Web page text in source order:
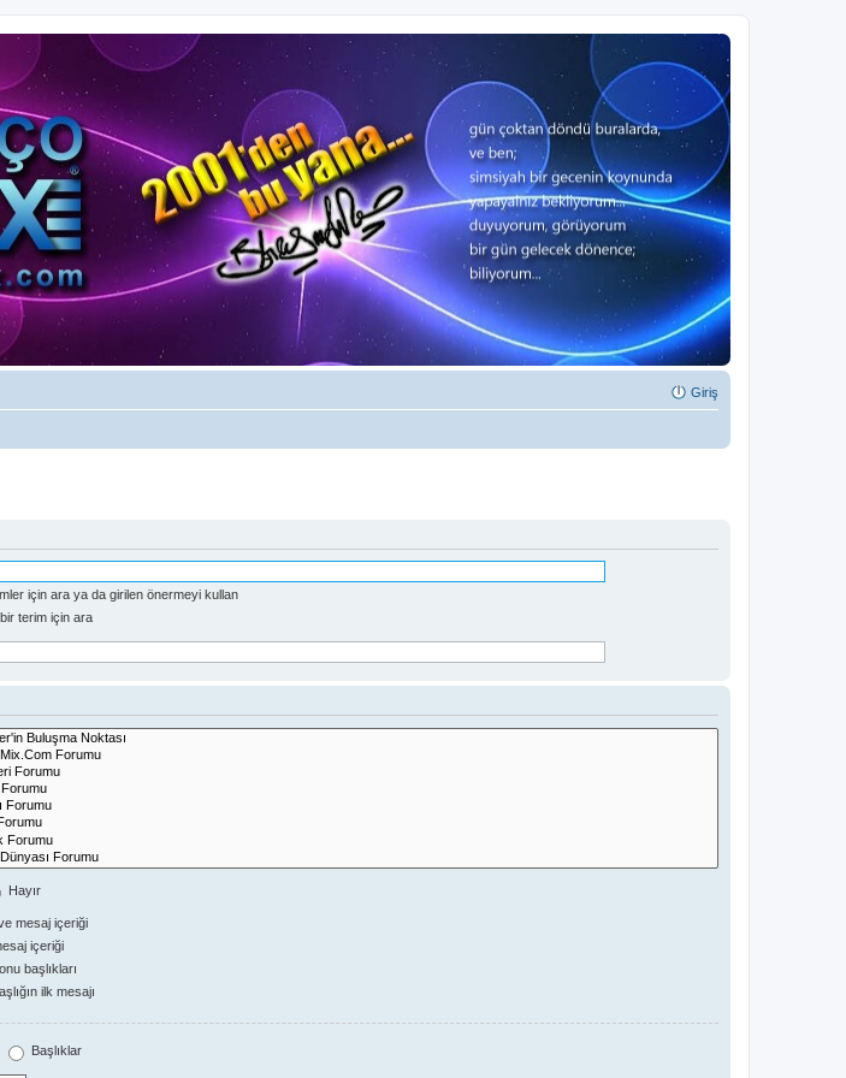
Giriş
için ara ya da girilen önermeyi kullan
terim için ara
Hayır
mesaj içeriği
içeriği
başlıkları
ilk mesajı
Başlıklar